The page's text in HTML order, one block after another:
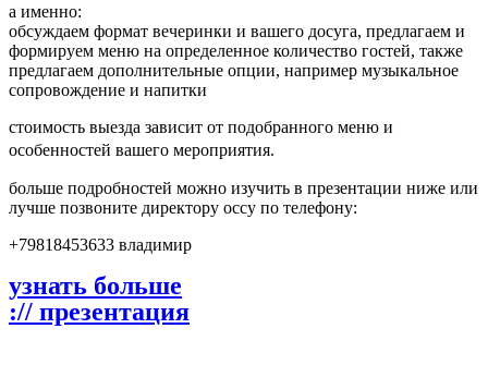
а именно:
обсуждаем формат вечеринки и вашего досуга, предлагаем и
формируем меню на определенное количество гостей, также
предлагаем дополнительные опции, например музыкальное
сопровождение и напитки
стоимость выезда зависит от подобранного меню и
особенностей вашего мероприятия.
больше подробностей можно изучить в презентации ниже или
лучше позвоните директору оссу по телефону:
+79818453633 владимир
узнать больше
:// презентация